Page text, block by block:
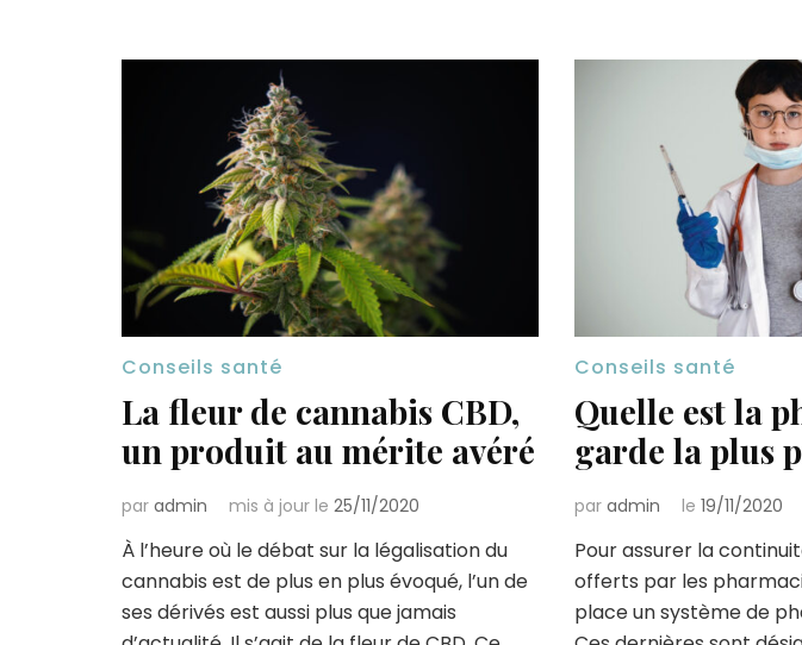
Conseils santé
La fleur de cannabis CBD,
un produit au mérite avéré
par admin mis à jour le 25/11/2020
À l’heure où le débat sur la légalisation du
cannabis est de plus en plus évoqué, l’un de
ses dérivés est aussi plus que jamais
Conseils santé
Quelle est la
garde la plus
par admin le 19/11/2020
Pour assurer la
offerts par les
place un système de